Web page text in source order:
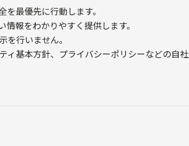
最優先に行動します。
報をわかりやすく提供します。
行いません。
ィ基本方針、プライバシーポリシーなどの自社